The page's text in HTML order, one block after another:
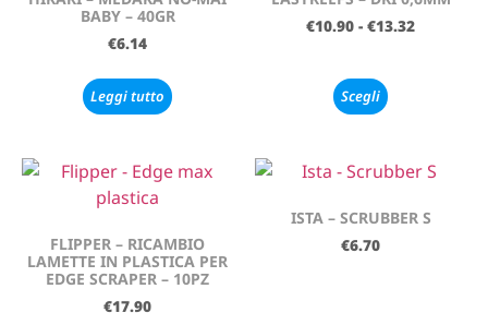
BABY – 40GR
€6.14
Leggi tutto
€10.90 - €13.32
Scegli
FLIPPER – RICAMBIO
LAMETTE IN PLASTICA PER
EDGE SCRAPER – 10PZ
€17.90
ISTA – SCRUBBER S
€6.70